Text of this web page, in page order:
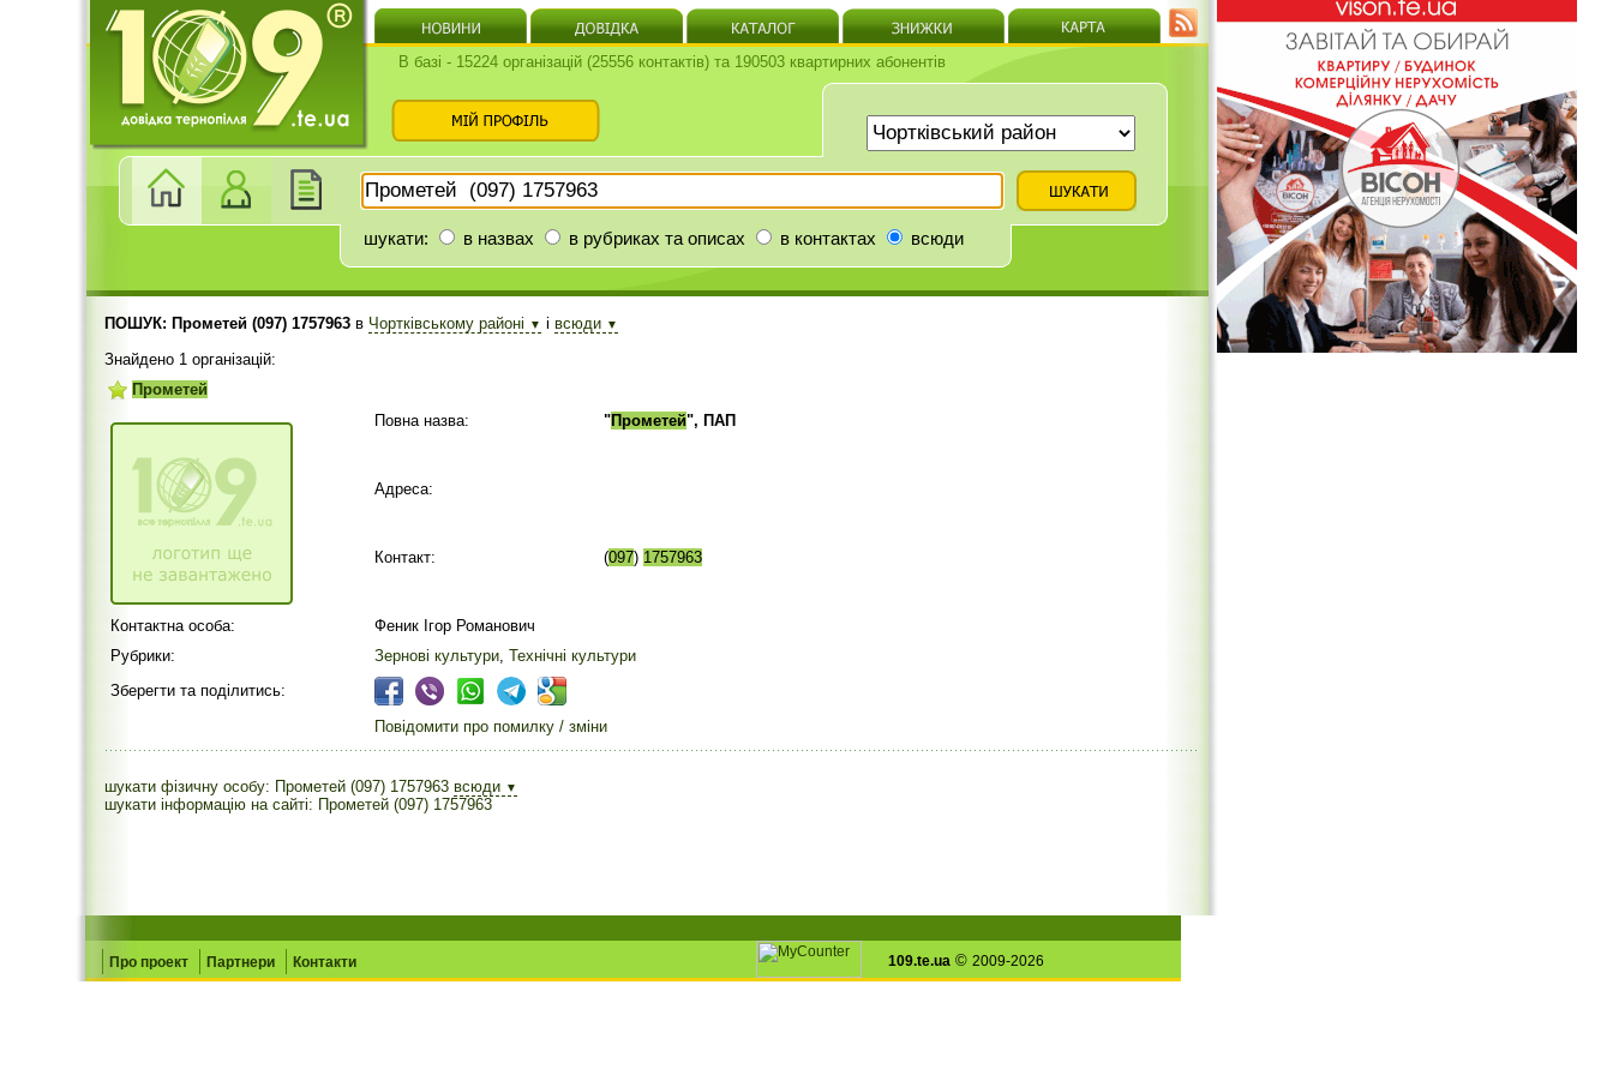
В базі - 15224 організацій (25556 контактів) та 190503 квартирних абонентів
шукати: в назвах в рубриках та описах в контактах всюди
ПОШУК: Прометей (097) 1757963 в Чортківському районі ▼ і всюди ▼
Знайдено 1 організацій:
Прометей
Повна назва:
"Прометей", ПАП
Адреса:
Контакт: (097) 1757963
Контактна особа:
Феник Ігор Романович
Рубрики:
Зернові культури, Технічні культури
Зберегти та поділитись:
Повідомити про помилку / зміни
шукати фізичну особу: Прометей (097) 1757963 всюди ▼
шукати інформацію на сайті: Прометей (097) 1757963
Про проект Партнери Контакти 109.te.ua © 2009-2026